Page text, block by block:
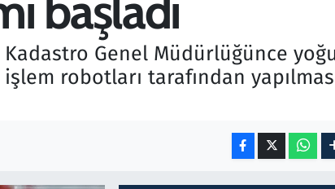
Genel Müdürlüğünce
robotları tarafından